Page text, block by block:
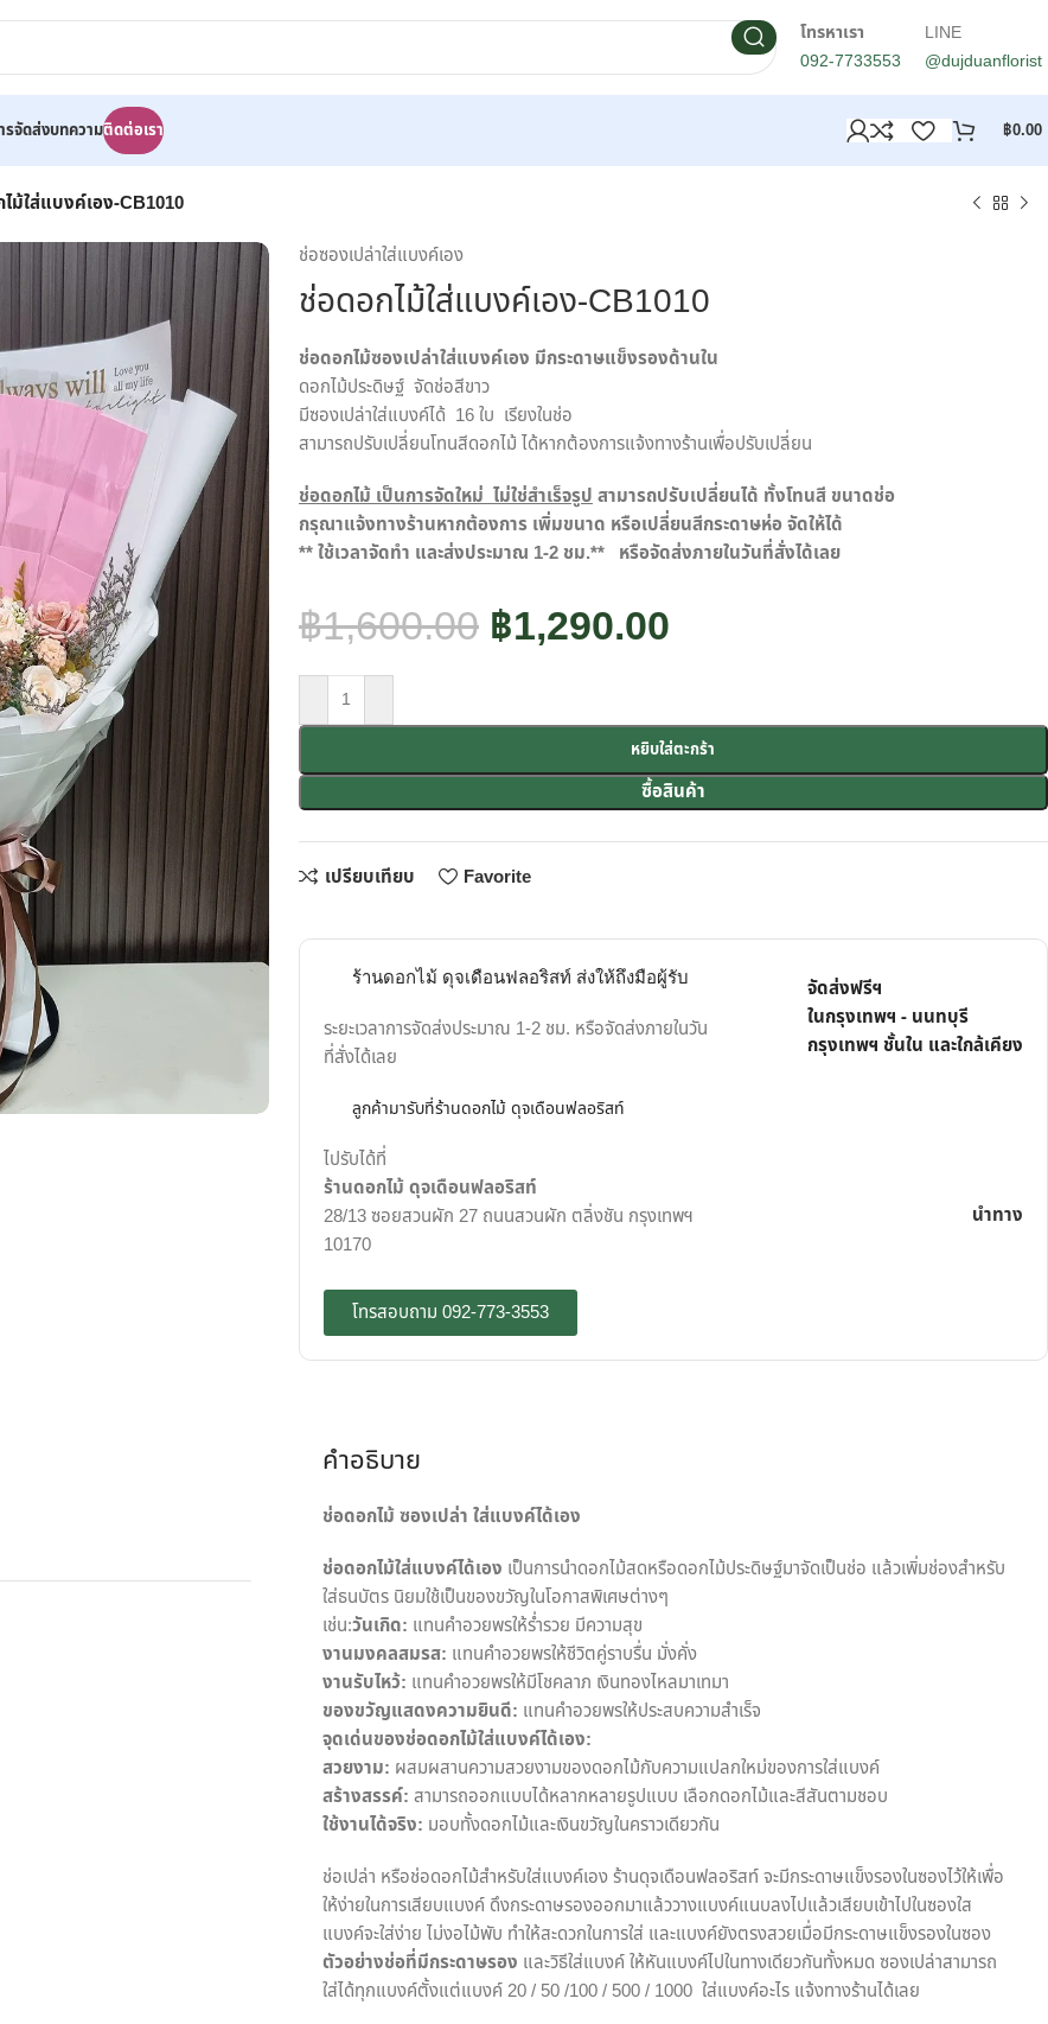
โทรหาเรา
092-7733553
LINE
@dujduanflorist
รจัดส่งบทความติดต่อเรา ฿0.00
ม้ใส่แบงค์เอง-CB1010
ช่อซองเปล่าใส่แบงค์เอง
ช่อดอกไม้ใส่แบงค์เอง-CB1010
ช่อดอกไม้ซองเปล่าใส่แบงค์เอง มีกระดาษแข็งรองด้านใน
ดอกไม้ประดิษฐ์ จัดช่อสีขาว
มีซองเปล่าใส่แบงค์ได้ 16 ใบ เรียงในช่อ
สามารถปรับเปลี่ยนโทนสีดอกไม้ ได้หากต้องการแจ้งทางร้านเพื่อปรับเปลี่ยน
ช่อดอกไม้ เป็นการจัดใหม่ ไม่ใช่สำเร็จรูปสามารถปรับเปลี่ยนได้ ทั้งโทนสี ขนาดช่อ
กรุณาแจ้งทางร้านหากต้องการ เพิ่มขนาด หรือเปลี่ยนสีกระดาษห่อ จัดให้ได้
** ใช้เวลาจัดทำ และส่งประมาณ 1-2 ชม.** หรือจัดส่งภายในวันที่สั่งได้เลย
฿1,600.00 ฿1,290.00
หยิบใส่ตะกร้า
ซื้อสินค้า
เปรียบเทียบ Favorite
ร้านดอกไม้ ดุจเดือนฟลอริสท์ ส่งให้ถึงมือผู้รับ
ระยะเวลาการจัดส่งประมาณ 1-2 ชม. หรือจัดส่งภายในวัน
ที่สั่งได้เลย
จัดส่งฟรีฯ
ในกรุงเทพฯ - นนทบุรี
กรุงเทพฯ ชั้นใน และใกล้เคียง
ลูกค้ามารับที่ร้านดอกไม้ ดุจเดือนฟลอริสท์
ไปรับได้ที่
ร้านดอกไม้ ดุจเดือนฟลอริสท์
28/13 ซอยสวนผัก 27 ถนนสวนผัก ตลิ่งชัน กรุงเทพฯ
10170
โทรสอบถาม 092-773-3553
นำทาง
คำอธิบาย
ช่อดอกไม้ ซองเปล่า ใส่แบงค์ได้เอง
ช่อดอกไม้ใส่แบงค์ได้เอง เป็นการนำดอกไม้สดหรือดอกไม้ประดิษฐ์มาจัดเป็นช่อ แล้วเพิ่มช่องสำหรับ
ใส่ธนบัตร นิยมใช้เป็นของขวัญในโอกาสพิเศษต่างๆ
เช่น:วันเกิด: แทนคำอวยพรให้ร่ำรวย มีความสุข
งานมงคลสมรส: แทนคำอวยพรให้ชีวิตคู่ราบรื่น มั่งคั่ง
งานรับไหว้: แทนคำอวยพรให้มีโชคลาภ เงินทองไหลมาเทมา
ของขวัญแสดงความยินดี: แทนคำอวยพรให้ประสบความสำเร็จ
จุดเด่นของช่อดอกไม้ใส่แบงค์ได้เอง:
สวยงาม: ผสมผสานความสวยงามของดอกไม้กับความแปลกใหม่ของการใส่แบงค์
สร้างสรรค์: สามารถออกแบบได้หลากหลายรูปแบบ เลือกดอกไม้และสีสันตามชอบ
ใช้งานได้จริง: มอบทั้งดอกไม้และเงินขวัญในคราวเดียวกัน
ช่อเปล่า หรือช่อดอกไม้สำหรับใส่แบงค์เอง ร้านดุจเดือนฟลอริสท์ จะมีกระดาษแข็งรองในซองไว้ให้เพื่อ
ให้ง่ายในการเสียบแบงค์ ดึงกระดาษรองออกมาแล้ววางแบงค์แนบลงไปแล้วเสียบเข้าไปในซองใส
แบงค์จะใส่ง่าย ไม่งอไม้พับ ทำให้สะดวกในการใส่ และแบงค์ยังตรงสวยเมื่อมีกระดาษแข็งรองในซอง
ตัวอย่างช่อที่มีกระดาษรอง และวิธีใส่แบงค์ ให้หันแบงค์ไปในทางเดียวกันทั้งหมด ซองเปล่าสามารถ
ใส่ได้ทุกแบงค์ตั้งแต่แบงค์ 20 / 50 /100 / 500 / 1000 ใส่แบงค์อะไร แจ้งทางร้านได้เลย